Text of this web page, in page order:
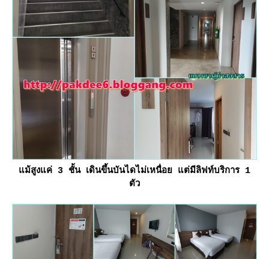
ม้สูงแค่ 3 ชั้น เดินขึ้นบันไดไม่เหนื่อย แต่มีลิฟท์บริการ 1
ตัว